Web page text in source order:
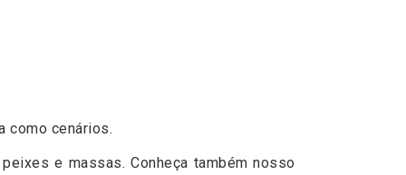
como cenários.
e massas. Conheça também nosso